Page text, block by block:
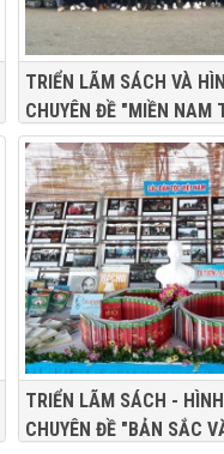
TRIỂN LÃM SÁCH VÀ
CHUYÊN ĐỀ "MIỀN NAM
TIM NGƯỜI" PHỤC VỤ
LỊCH - ĐÊM HOA ĐĂNG
LẦN THỨ III NĂM 2019"
TRIỂN LÃM SÁCH -
CHUYÊN ĐỀ "BẢN SẮC